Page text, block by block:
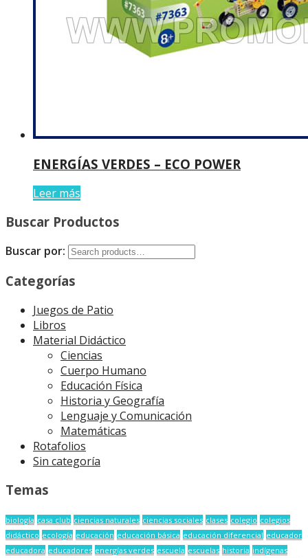
ENERGÍAS VERDES – ECO POWER
Leer más
Buscar Productos
Buscar por:
Categorías
Juegos de Patio
Libros
Material Didáctico
Ciencias
Cuerpo Humano
Educación Física
Historia y Geografía
Lenguaje y Comunicación
Matemáticas
Rotafolios
Sin categoría
Temas
biología casa club ciencias naturales ciencias sociales clases colegio colegios
didáctico ecología educación educación básica educación diferencial educador
educadora educadores energías verdes escuela escuelas historia indígenas